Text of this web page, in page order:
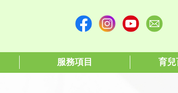
服務項目 育